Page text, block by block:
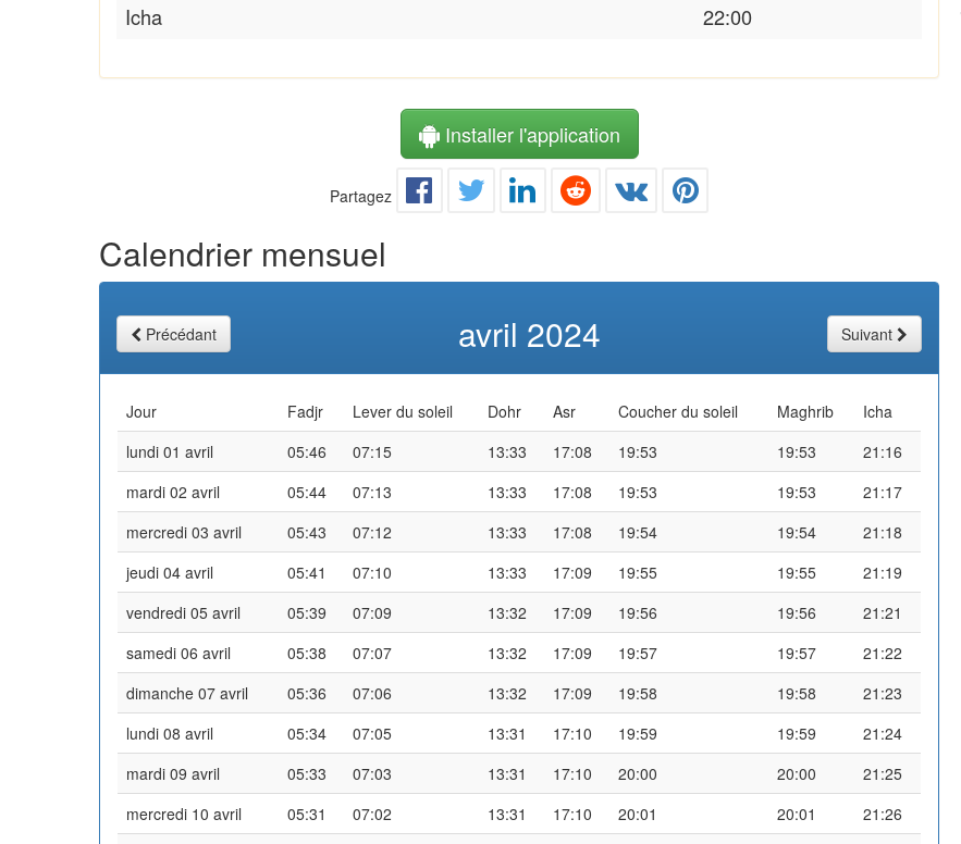
Icha
22:00
Installer l'application
Partagez
Calendrier mensuel
Précédant avril 2024 Suivant
Jour Fadjr Lever du soleil Dohr Asr Coucher du soleil Maghrib
Icha
lundi 01 avril
05:46 07:15 13:33 17:08 19:53 19:53
21:16
mardi 02 avril
05:44 07:13 13:33 17:08 19:53 19:53
21:17
mercredi 03 avril
05:43 07:12 13:33 17:08 19:54 19:54
21:18
jeudi 04 avril
05:41 07:10 13:33 17:09 19:55 19:55
21:19
vendredi 05 avril
05:39 07:09 13:32 17:09 19:56 19:56
21:21
samedi 06 avril
05:38 07:07 13:32 17:09 19:57 19:57
21:22
dimanche 07 avril
05:36 07:06 13:32 17:09 19:58 19:58
21:23
lundi 08 avril
05:34 07:05 13:31 17:10 19:59 19:59
21:24
mardi 09 avril
05:33 07:03 13:31 17:10 20:00 20:00
21:25
mercredi 10 avril
05:31 07:02 13:31 17:10 20:01 20:01
21:26